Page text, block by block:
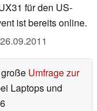
für den US-
ist bereits online.
26.09.2011
Umfrage zur
Laptops und